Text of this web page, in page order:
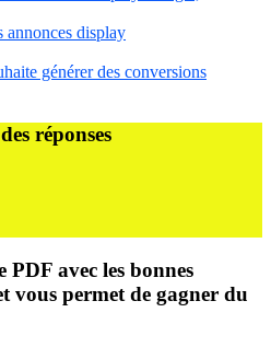
annonces display
générer des conversions
réponses
avec les bonnes
vous permet de gagner du